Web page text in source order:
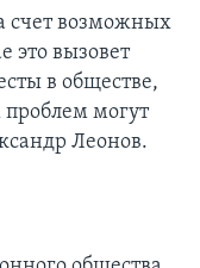
счет возможных
это вызовет
в обществе,
могут
Леонов.